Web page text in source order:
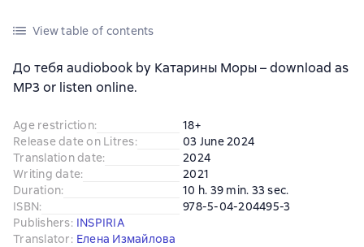
View table of contents
До тебя audiobook by Катарины Моры – download as
MP3 or listen online.
Age restriction:
18+
Release date on Litres:
03 June 2024
Translation date:
2024
Writing date:
2021
Duration:
10 h. 39 min. 33 sec.
ISBN:
978-5-04-204495-3
Publishers: INSPIRIA
Translator: Елена Измайлова